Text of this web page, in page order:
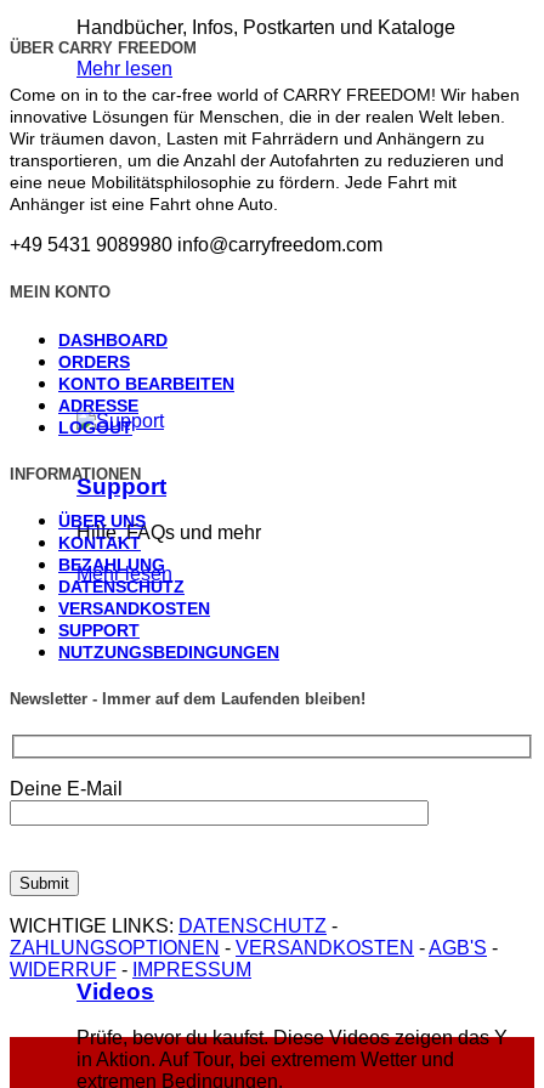
Handbücher, Infos, Postkarten und Kataloge
Mehr lesen
Support
Hilfe, FAQs und mehr
Mehr lesen
Videos
Prüfe, bevor du kaufst. Diese Videos zeigen das Y
in Aktion. Auf Tour, bei extremem Wetter und
extremen Bedingungen.
ÜBER CARRY FREEDOM
Come on in to the car-free world of CARRY FREEDOM! Wir haben
innovative Lösungen für Menschen, die in der realen Welt leben.
Wir träumen davon, Lasten mit Fahrrädern und Anhängern zu
transportieren, um die Anzahl der Autofahrten zu reduzieren und
eine neue Mobilitätsphilosophie zu fördern. Jede Fahrt mit
Anhänger ist eine Fahrt ohne Auto.
+49 5431 9089980 info@carryfreedom.com
MEIN KONTO
DASHBOARD
ORDERS
KONTO BEARBEITEN
ADRESSE
LOGOUT
INFORMATIONEN
ÜBER UNS
KONTAKT
BEZAHLUNG
DATENSCHUTZ
VERSANDKOSTEN
SUPPORT
NUTZUNGSBEDINGUNGEN
Newsletter - Immer auf dem Laufenden bleiben!
Deine E-Mail
WICHTIGE LINKS: DATENSCHUTZ -
ZAHLUNGSOPTIONEN - VERSANDKOSTEN -AGB'S -
WIDERRUF - IMPRESSUM